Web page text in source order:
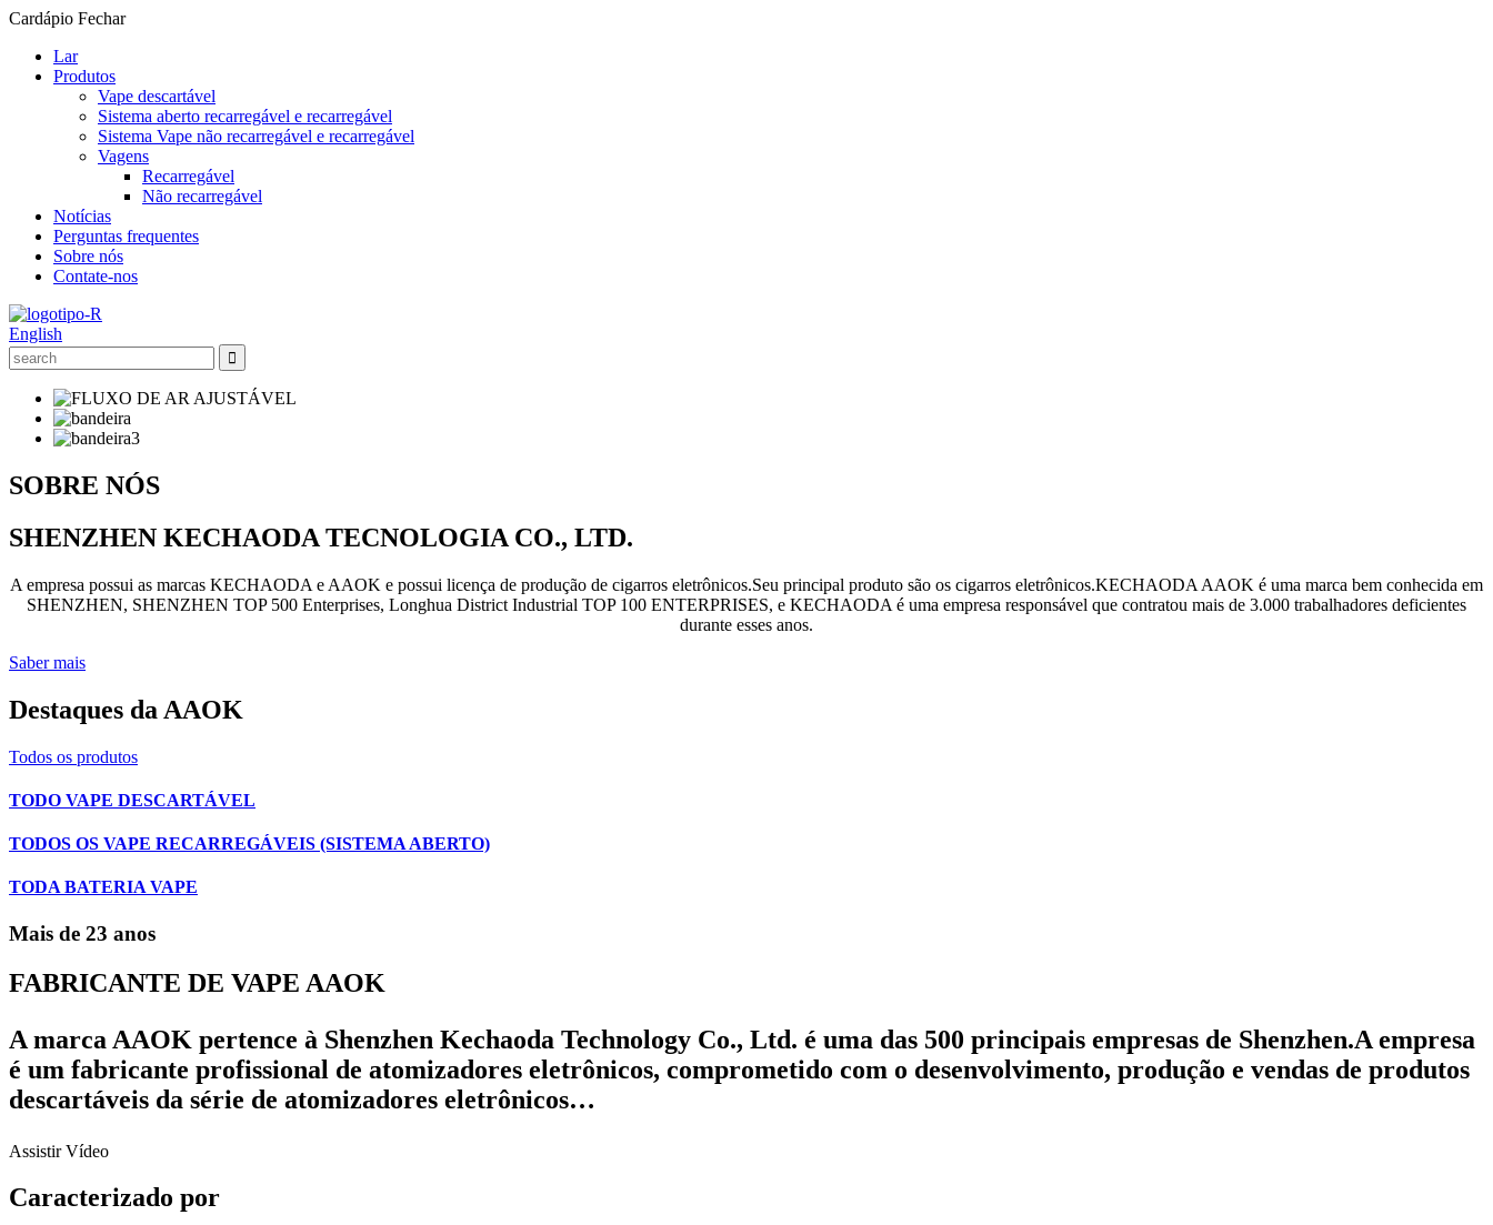
Cardápio Fechar
Lar
Produtos
Vape descartável
Sistema aberto recarregável e recarregável
Sistema Vape não recarregável e recarregável
Vagens
Recarregável
Não recarregável
Notícias
Perguntas frequentes
Sobre nós
Contate-nos
English
SOBRE NÓS
SHENZHEN KECHAODA TECNOLOGIA CO., LTD.
A empresa possui as marcas KECHAODA e AAOK e possui licença de produção de cigarros eletrônicos.Seu principal produto são os cigarros eletrônicos.KECHAODA AAOK é uma marca bem conhecida em
SHENZHEN, SHENZHEN TOP 500 Enterprises, Longhua District Industrial TOP 100 ENTERPRISES, e KECHAODA é uma empresa responsável que contratou mais de 3.000 trabalhadores deficientes
durante esses anos.
Saber mais
Destaques da AAOK
Todos os produtos
TODO VAPE DESCARTÁVEL
TODOS OS VAPE RECARREGÁVEIS (SISTEMA ABERTO)
TODA BATERIA VAPE
Mais de 23 anos
FABRICANTE DE VAPE AAOK
A marca AAOK pertence à Shenzhen Kechaoda Technology Co., Ltd. é uma das 500 principais empresas de Shenzhen.A empresa
é um fabricante profissional de atomizadores eletrônicos, comprometido com o desenvolvimento, produção e vendas de produtos
descartáveis ​​da série de atomizadores eletrônicos…
Assistir Vídeo
Caracterizado por